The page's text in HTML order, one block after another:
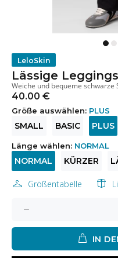
LeloSkin
Lässige
Weiche und bequeme schwarze
40.00 €
Größe auswählen: PLUS
SMALL BASIC PLUS
Länge wählen: NORMAL
NORMAL KÜRZER
Größentabelle
IN